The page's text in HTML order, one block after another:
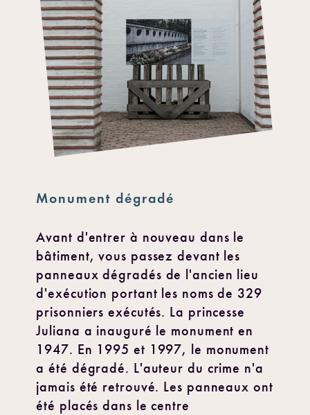
Monument dégradé
Avant d'entrer à nouveau dans le
bâtiment, vous passez devant les
panneaux dégradés de l'ancien lieu
d'exécution portant les noms de 329
prisonniers exécutés. La princesse
Juliana a inauguré le monument en
1947. En 1995 et 1997, le monument
a été dégradé. L'auteur du crime n'a
jamais été retrouvé. Les panneaux ont
été placés dans le centre